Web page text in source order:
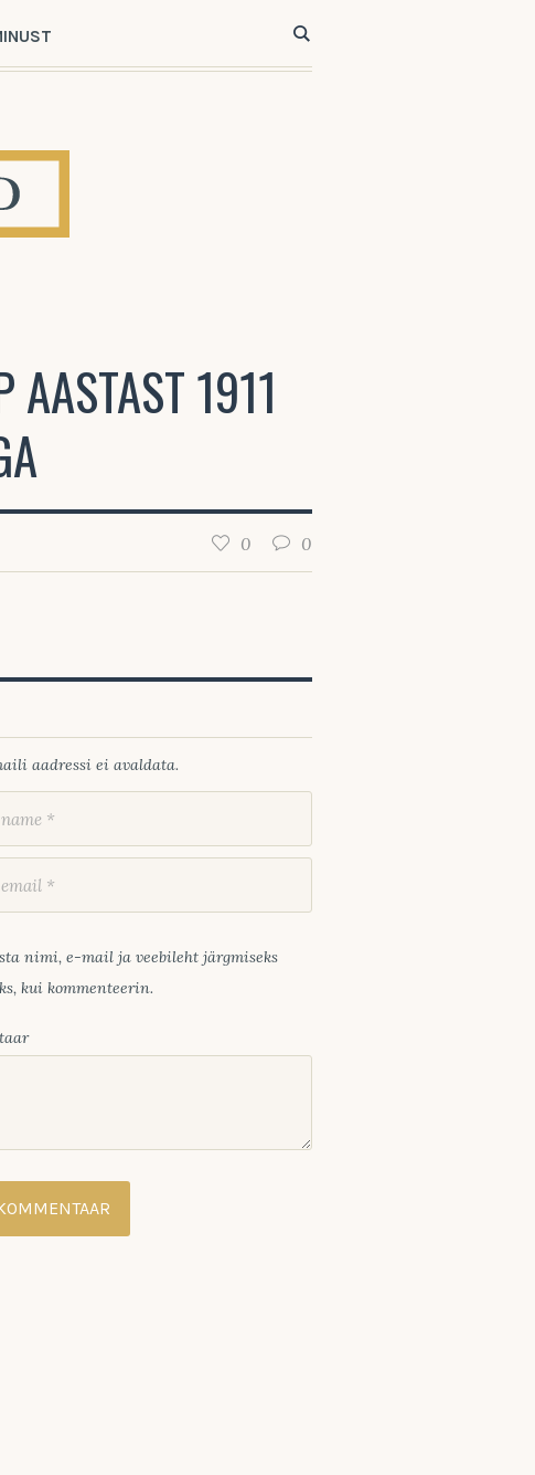
AASTAST 1911
0
0
aadressi ei avaldata.
nimi, e-mail ja veebileht järgmiseks
kui kommenteerin.